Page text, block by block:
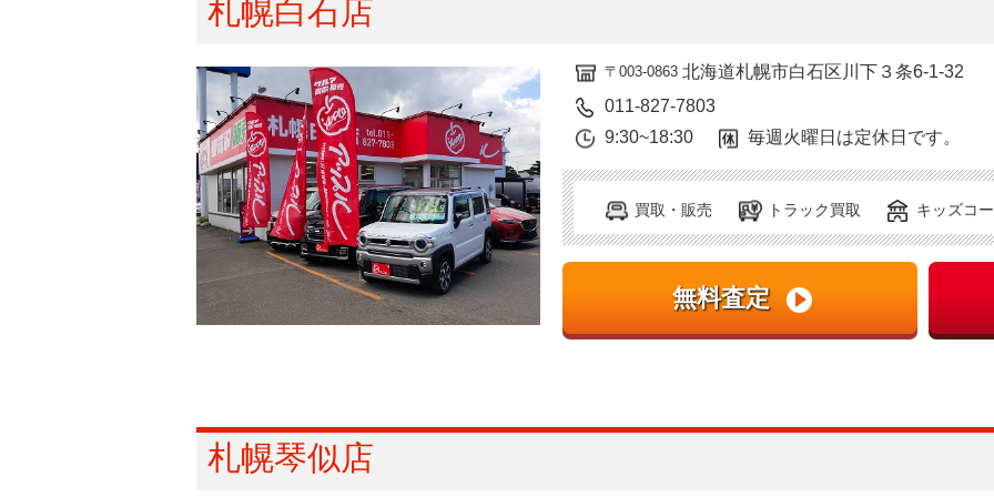
札幌白石店
〒003-0863 北海道札幌市白石区川下３条6-1-32
011-827-7803
9:30~18:30
毎週火曜日は定休日です。
買取・販売 トラック買取 キッズコ
札幌琴似店